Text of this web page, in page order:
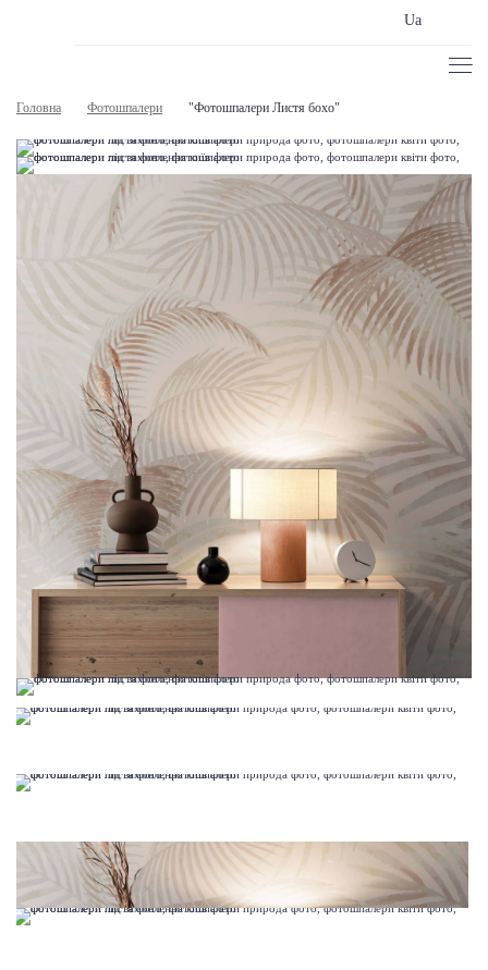
Ua
Головна Фотошпалери "Фотошпалери Листя бохо"